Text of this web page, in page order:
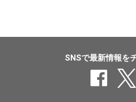
SNSで最新情報を